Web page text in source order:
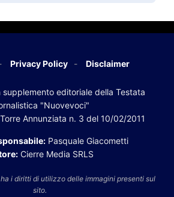
Privacy Policy Disclaimer
supplemento editoriale della Testata
"Nuovevoci"
Annunziata n. 3 del 10/02/2011
Pasquale Giacometti
Cierre Media SRLS
ha i diritti di utilizzo delle immagini presenti sul
sito.